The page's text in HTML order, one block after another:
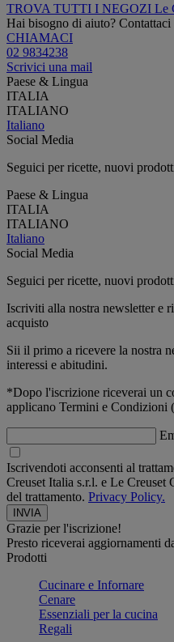
TROVA TUTTI I NEGOZI Le
Hai bisogno di aiuto? Contattaci
CHIAMACI
02 9834238
Scrivici una mail
Paese & Lingua
ITALIA
ITALIANO
Italiano
Social Media
Seguici per ricette, nuovi
Paese & Lingua
ITALIA
ITALIANO
Italiano
Social Media
Seguici per ricette, nuovi
Iscriviti alla nostra newsletter e
acquisto
Sii il primo a ricevere la nostra
interessi e abitudini.
*Dopo l'iscrizione riceverai un
applicano Termini e Condizioni
Iscrivendoti acconsenti al
Creuset Italia s.r.l. e Le
del trattamento. Privacy Policy.
Grazie per l'iscrizione!
Presto riceverai aggiornamenti
Prodotti
Cucinare e Infornare
Cenare
Essenziali per la cucina
Regali